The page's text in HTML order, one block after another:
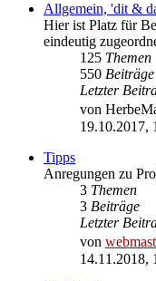
Allgemein, 'dit &
Hier ist Platz für
eindeutig
125 Themen
550 Beiträge
Letzter
von
19.10.2017,
Tipps
Anregungen zu
3 Themen
3 Beiträge
Letzter
von
14.11.2018,